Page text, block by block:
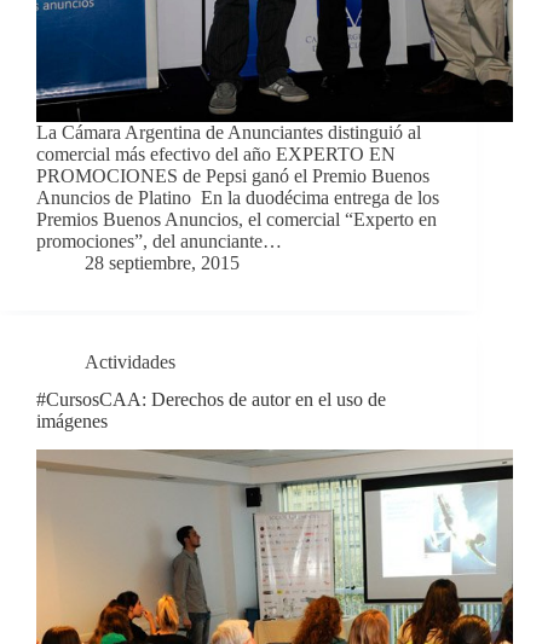
La Cámara Argentina de Anunciantes distinguió al
comercial más efectivo del año EXPERTO EN
PROMOCIONES de Pepsi ganó el Premio Buenos
Anuncios de Platino En la duodécima entrega de los
Premios Buenos Anuncios, el comercial “Experto en
promociones”, del anunciante…
28 septiembre, 2015
Actividades
#CursosCAA: Derechos de autor en el uso de
imágenes